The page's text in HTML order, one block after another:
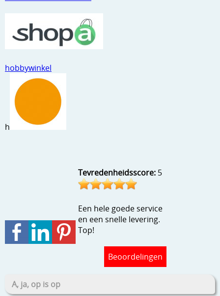
hobbywinkel
h
Tevredenheidsscore: 5
Een hele goede service
en een snelle levering.
Top!
Beoordelingen
A, ja, op is op